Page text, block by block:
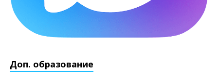
Доп. образование